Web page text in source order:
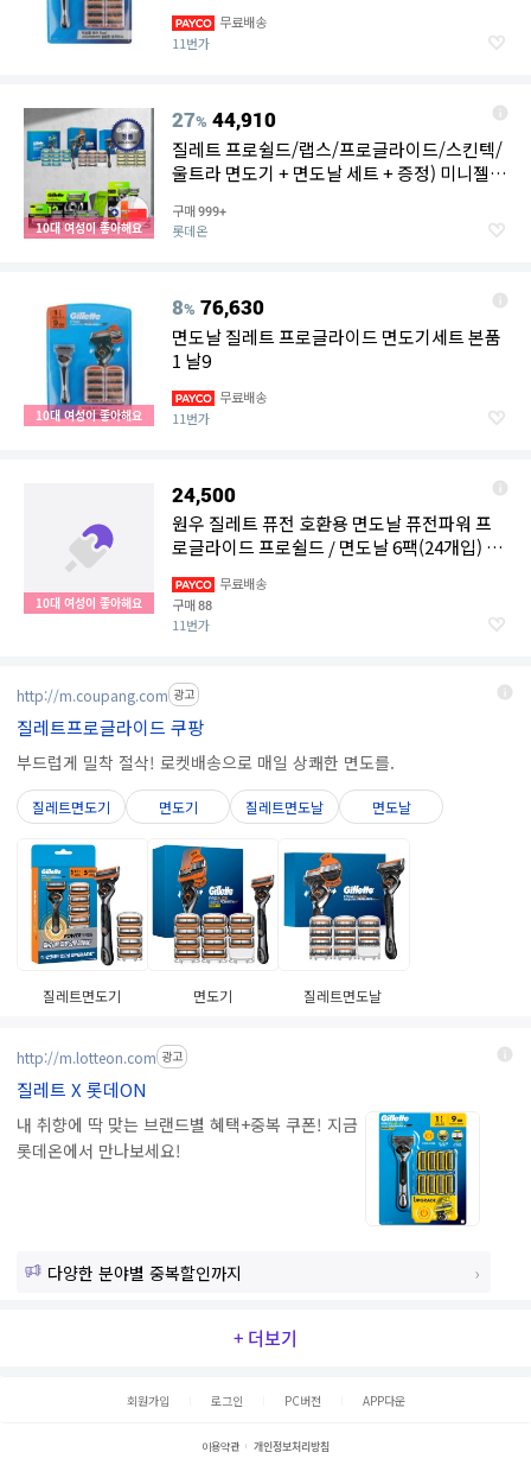
무료배송
11번가
10대 여성이 좋아해요
27% 44,910
질레트 프로쉴드/랩스/프로글라이드/스킨텍/
울트라 면도기 + 면도날 세트 + 증정) 미니젤 +
구매999+
롯데온
10대 여성이 좋아해요
8% 76,630
면도날 질레트 프로글라이드 면도기세트 본품
1 날9
무료배송
11번가
10대 여성이 좋아해요
24,500
원우 질레트 퓨전 호환용 면도날 퓨전파워 프
로글라이드 프로쉴드 / 면도날 6팩(24개입) +
무료배송
구매88
11번가
http://m.coupang.com 광고
질레트프로글라이드 쿠팡
부드럽게 밀착 절삭! 로켓배송으로 매일 상쾌한 면도를.
질레트면도기 면도기 질레트면도날 면도날
질레트면도기 면도기 질레트면도날
http://m.lotteon.com 광고
질레트 X 롯데ON
내 취향에 딱 맞는 브랜드별 혜택+중복 쿠폰! 지금
롯데온에서 만나보세요!
다양한 분야별 중복할인까지
+ 더보기
회원가입 로그인 PC버전 APP다운
이용약관 개인정보처리방침